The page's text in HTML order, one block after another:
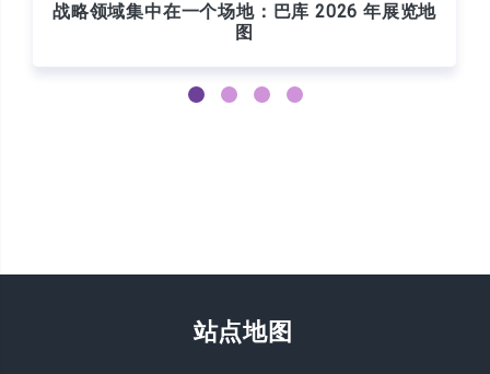
战略领域集中在一个场地：巴库 2026 年展览地
图
站点地图